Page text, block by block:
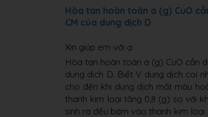
Hòa tan hoàn toàn a (g) CuO
CM của dung dịch D
Xin giúp em với ạ
Hòa tan hoàn toàn a (g) CuO cần
dung dịch D. Biết V dung dịch coi
cho đến khi dung dịch mất màu
thanh kim loại tăng 0,8 (g) so với
sinh ra đều bám vào thanh kim loại